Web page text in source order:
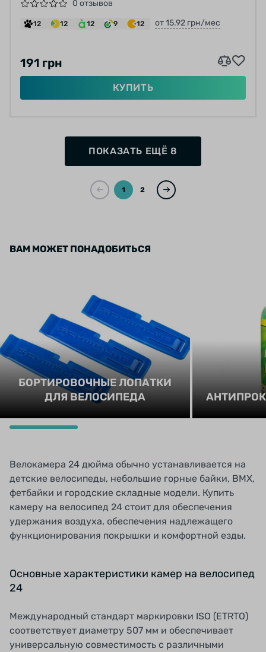
0 отзывов
12 12 12 9 12 от 15.92 грн/мес
191 грн
КУПИТЬ
ПОКАЗАТЬ ЕЩЁ 8
1 2
ВАМ МОЖЕТ ПОНАДОБИТЬСЯ
БОРТИРОВОЧНЫЕ ЛОПАТКИ
ДЛЯ ВЕЛОСИПЕДА
Велокамера 24 дюйма обычно устанавливается на
детские велосипеды, небольшие горные байки, BMX,
фетбайки и городские складные модели. Купить
камеру на велосипед 24 стоит для обеспечения
удержания воздуха, обеспечения надлежащего
функционирования покрышки и комфортной езды.
Основные характеристики камер на велосипед
24
Международный стандарт маркировки ISO (ETRTO)
соответствует диаметру 507 мм и обеспечивает
универсальную совместимость с различными